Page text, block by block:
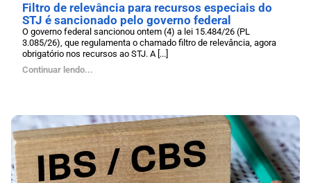
Filtro de relevância para recursos especiais do
STJ é sancionado pelo governo federal
O governo federal sancionou ontem (4) a lei 15.484/26 (PL
3.085/26), que regulamenta o chamado filtro de relevância, agora
obrigatório nos recursos ao STJ. A [...]
Continuar lendo...